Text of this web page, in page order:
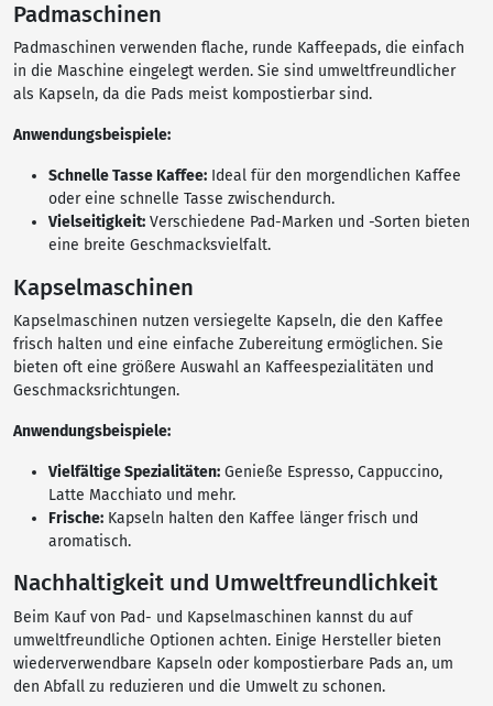
Padmaschinen
Padmaschinen verwenden flache, runde Kaffeepads, die einfach
in die Maschine eingelegt werden. Sie sind umweltfreundlicher
als Kapseln, da die Pads meist kompostierbar sind.
Anwendungsbeispiele:
Schnelle Tasse Kaffee: Ideal für den morgendlichen Kaffee
oder eine schnelle Tasse zwischendurch.
Vielseitigkeit: Verschiedene Pad-Marken und -Sorten bieten
eine breite Geschmacksvielfalt.
Kapselmaschinen
Kapselmaschinen nutzen versiegelte Kapseln, die den Kaffee
frisch halten und eine einfache Zubereitung ermöglichen. Sie
bieten oft eine größere Auswahl an Kaffeespezialitäten und
Geschmacksrichtungen.
Anwendungsbeispiele:
Vielfältige Spezialitäten: Genieße Espresso, Cappuccino,
Latte Macchiato und mehr.
Frische: Kapseln halten den Kaffee länger frisch und
aromatisch.
Nachhaltigkeit und Umweltfreundlichkeit
Beim Kauf von Pad- und Kapselmaschinen kannst du auf
umweltfreundliche Optionen achten. Einige Hersteller bieten
wiederverwendbare Kapseln oder kompostierbare Pads an, um
den Abfall zu reduzieren und die Umwelt zu schonen.